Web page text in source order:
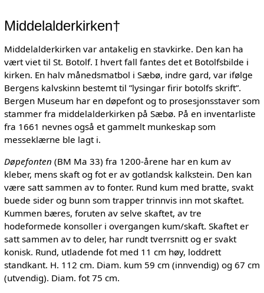
Middelalderkirken†
Middelalderkirken var antakelig en stavkirke. Den kan ha
vært viet til St. Botolf. I hvert fall fantes det et Botolfsbilde i
kirken. En halv månedsmatbol i Sæbø, indre gard, var ifølge
Bergens kalvskinn bestemt til ”lysingar firir botolfs skrift”.
Bergen Museum har en døpefont og to prosesjonsstaver som
stammer fra middelalderkirken på Sæbø. På en inventarliste
fra 1661 nevnes også et gammelt munkeskap som
messeklærne ble lagt i.
Døpefonten (BM Ma 33) fra 1200-årene har en kum av
kleber, mens skaft og fot er av gotlandsk kalkstein. Den kan
være satt sammen av to fonter. Rund kum med bratte, svakt
buede sider og bunn som trapper trinnvis inn mot skaftet.
Kummen bæres, foruten av selve skaftet, av tre
hodeformede konsoller i overgangen kum/skaft. Skaftet er
satt sammen av to deler, har rundt tverrsnitt og er svakt
konisk. Rund, utladende fot med 11 cm høy, loddrett
standkant. H. 112 cm. Diam. kum 59 cm (innvendig) og 67 cm
(utvendig). Diam. fot 75 cm.